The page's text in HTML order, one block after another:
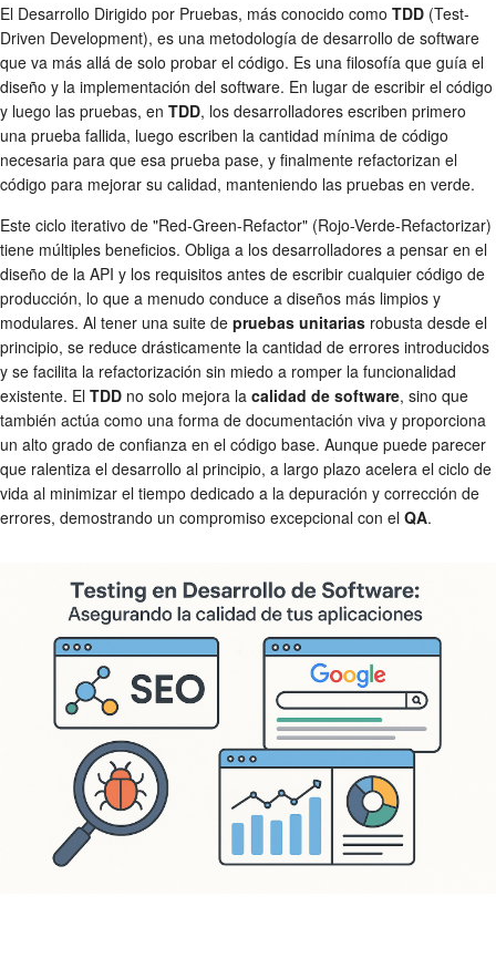
El Desarrollo Dirigido por Pruebas, más conocido como TDD (Test-
Driven Development), es una metodología de desarrollo de software
que va más allá de solo probar el código. Es una filosofía que guía el
diseño y la implementación del software. En lugar de escribir el código
y luego las pruebas, en TDD, los desarrolladores escriben primero
una prueba fallida, luego escriben la cantidad mínima de código
necesaria para que esa prueba pase, y finalmente refactorizan el
código para mejorar su calidad, manteniendo las pruebas en verde.
Este ciclo iterativo de "Red-Green-Refactor" (Rojo-Verde-Refactorizar)
tiene múltiples beneficios. Obliga a los desarrolladores a pensar en el
diseño de la API y los requisitos antes de escribir cualquier código de
producción, lo que a menudo conduce a diseños más limpios y
modulares. Al tener una suite de pruebas unitarias robusta desde el
principio, se reduce drásticamente la cantidad de errores introducidos
y se facilita la refactorización sin miedo a romper la funcionalidad
existente. El TDD no solo mejora la calidad de software, sino que
también actúa como una forma de documentación viva y proporciona
un alto grado de confianza en el código base. Aunque puede parecer
que ralentiza el desarrollo al principio, a largo plazo acelera el ciclo de
vida al minimizar el tiempo dedicado a la depuración y corrección de
errores, demostrando un compromiso excepcional con el QA.